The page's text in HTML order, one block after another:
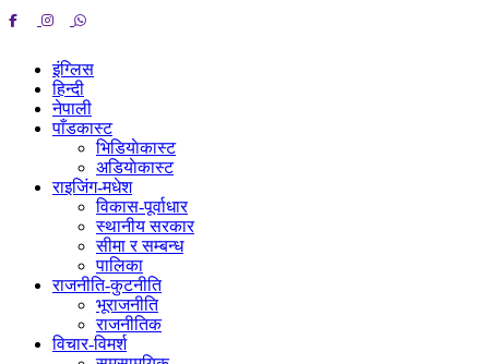
इंग्लिस
हिन्दी
नेपाली
पाँडकास्ट
भिडियाेकास्ट
अडियाेकास्ट
राइजिंग-मधेश
विकास-पूर्वाधार
स्थानीय सरकार
सीमा र सम्बन्ध
पालिका
राजनीति-कुटनीति
भूराजनीति
राजनीतिक
विचार-विमर्श